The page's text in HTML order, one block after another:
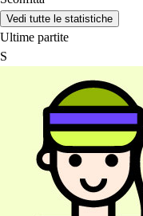
Vedi tutte le statistiche
Ultime partite
S